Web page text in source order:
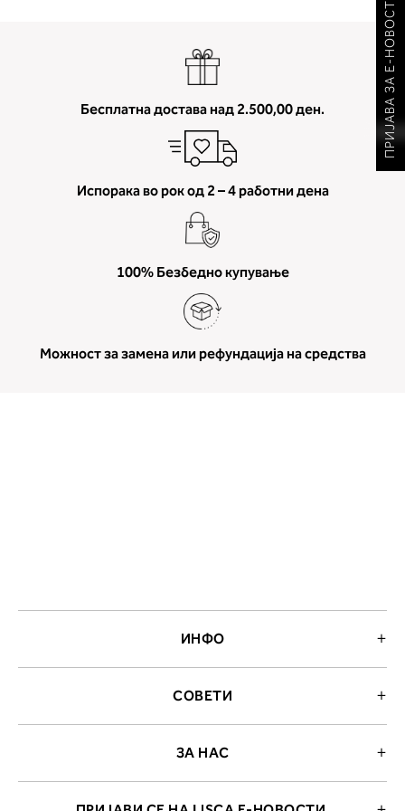
Бесплатна достава над 2.500,00 ден.
Испорака во рок од 2 – 4 работни дена
100% Безбедно купување
Можност за замена или рефундација на средства
ИНФО
СОВЕТИ
ЗА НАС
ПРИЈАВА ЗА Е-НОВОСТИ